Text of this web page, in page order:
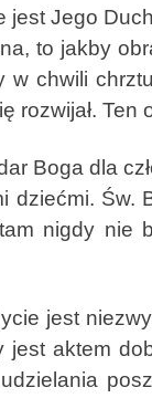
jest Jego
to jakby
w chwili
rozwijał.
Boga dla
dziećmi. Św.
nigdy nie
jest
jest aktem